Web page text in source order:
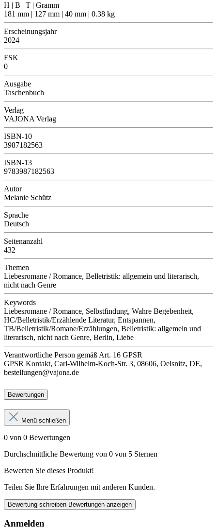
H | B | T | Gramm
181 mm | 127 mm | 40 mm | 0.38 kg
Erscheinungsjahr
2024
FSK
0
Ausgabe
Taschenbuch
Verlag
VAJONA Verlag
ISBN-10
3987182563
ISBN-13
9783987182563
Autor
Melanie Schütz
Sprache
Deutsch
Seitenanzahl
432
Themen
Liebesromane / Romance, Belletristik: allgemein und literarisch,
nicht nach Genre
Keywords
Liebesromane / Romance, Selbstfindung, Wahre Begebenheit,
HC/Belletristik/Erzählende Literatur, Entspannen,
TB/Belletristik/Romane/Erzählungen, Belletristik: allgemein und
literarisch, nicht nach Genre, Berlin, Liebe
Verantwortliche Person gemäß Art. 16 GPSR
GPSR Kontakt, Carl-Wilhelm-Koch-Str. 3, 08606, Oelsnitz, DE,
bestellungen@vajona.de
Bewertungen
Menü schließen
0 von 0 Bewertungen
Durchschnittliche Bewertung von 0 von 5 Sternen
Bewerten Sie dieses Produkt!
Teilen Sie Ihre Erfahrungen mit anderen Kunden.
Bewertung schreiben Bewertungen anzeigen
Anmelden